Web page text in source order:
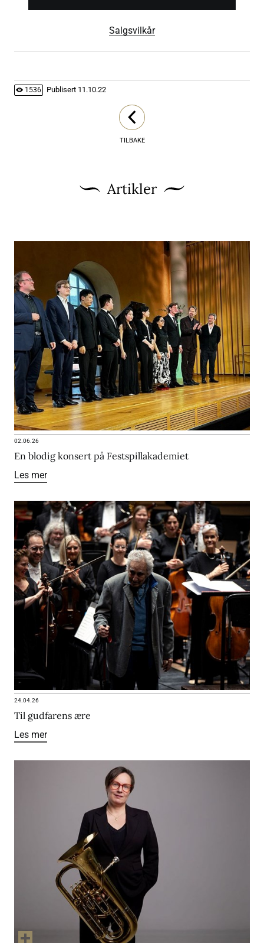
Salgsvilkår
1536 Publisert 11.10.22
TILBAKE
Artikler
02.06.26
En blodig konsert på Festspillakademiet
Les mer
24.04.26
Til gudfarens ære
Les mer